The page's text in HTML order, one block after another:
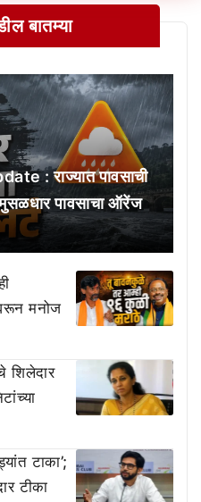
बातम्या
: राज्यात पावसाची
मुसळधार पावसाचा ऑरेंज
मनोज
शिलेदार
टाका’;
टीका